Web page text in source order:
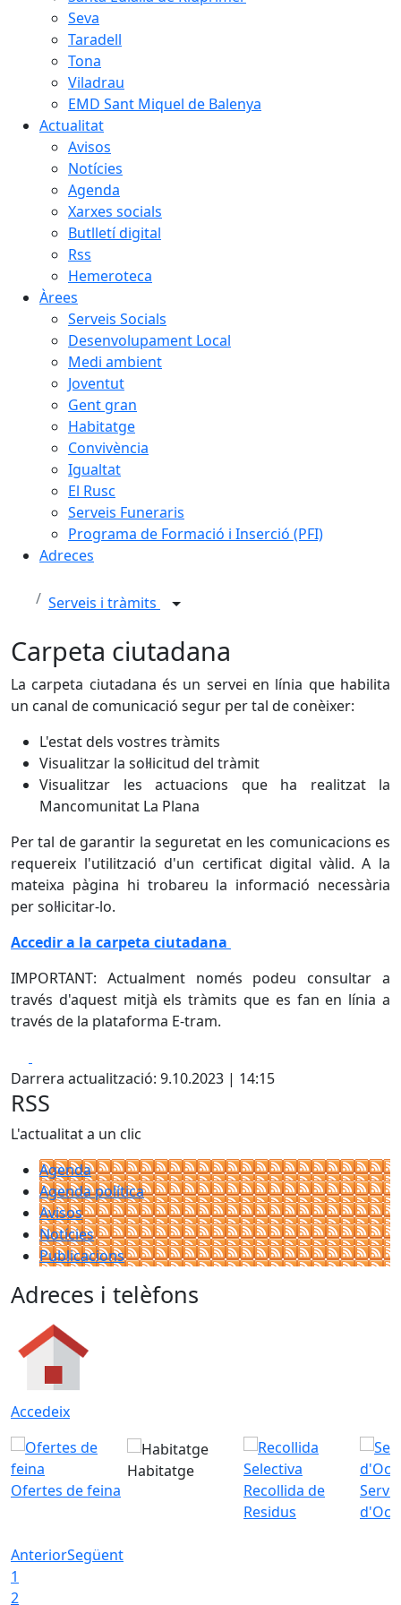
Seva
Taradell
Tona
Viladrau
EMD Sant Miquel de Balenya
Actualitat
Avisos
Notícies
Agenda
Xarxes socials
Butlletí digital
Rss
Hemeroteca
Àrees
Serveis Socials
Desenvolupament Local
Medi ambient
Joventut
Gent gran
Habitatge
Convivència
Igualtat
El Rusc
Serveis Funeraris
Programa de Formació i Inserció (PFI)
Adreces
Serveis i tràmits
Carpeta ciutadana
La carpeta ciutadana és un servei en línia que habilita
un canal de comunicació segur per tal de conèixer:
L'estat dels vostres tràmits
Visualitzar la sol·licitud del tràmit
Visualitzar les actuacions que ha realitzat la
Mancomunitat La Plana
Per tal de garantir la seguretat en les comunicacions es
requereix l'utilització d'un certificat digital vàlid. A la
mateixa pàgina hi trobareu la informació necessària
per sol·licitar-lo.
Accedir a la carpeta ciutadana
IMPORTANT: Actualment només podeu consultar a
través d'aquest mitjà els tràmits que es fan en línia a
través de la plataforma E-tram.
Darrera actualització: 9.10.2023 | 14:15
RSS
L'actualitat a un clic
Agenda
Agenda política
Avisos
Notícies
Publicacions
Adreces i telèfons
Accedeix
Ofertes de feina
Habitatge
Recollida de
Residus
Servei
AnteriorSegüent
1
2